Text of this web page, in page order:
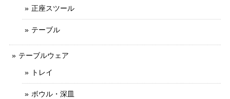
正座スツール
テーブル
テーブルウェア
トレイ
ボウル・深皿